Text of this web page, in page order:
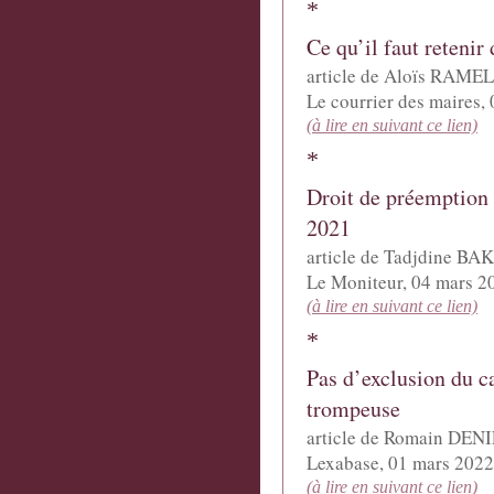
*
Ce qu’il faut retenir
article de Aloïs RAMEL
Le courrier des maires,
(à lire en suivant ce lien)
*
Droit de préemption
2021
article de Tadjdine
Le Moniteur, 04 mars
(à lire en suivant ce lien)
*
Pas d’exclusion du
trompeuse
article de Romain
Lexabase, 01 mars 2022
(à lire en suivant ce lien)